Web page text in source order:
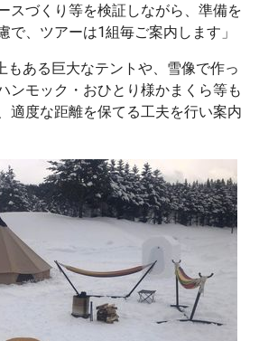
スづくり等を検証しながら、準備を
で、ツアーは1組毎ご案内します」
もある巨大なテントや、雪像で作っ
ンモック・おひとり様かまくら等も
適度な距離を保てる工夫を行い案内